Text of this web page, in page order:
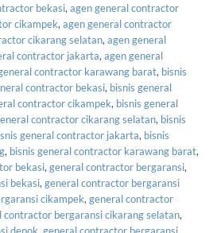
bekasi, agen general contractor
cikampek, agen general contractor
cikarang selatan, agen general
contractor jakarta, agen general
contractor karawang barat, bisnis
contractor bekasi, bisnis general
contractor cikampek, bisnis general
contractor cikarang selatan, bisnis
general contractor jakarta, bisnis
, bisnis general contractor karawang barat,
bekasi, general contractor bergaransi,
bekasi, general contractor bergaransi
cikampek, general contractor
contractor bergaransi cikarang selatan,